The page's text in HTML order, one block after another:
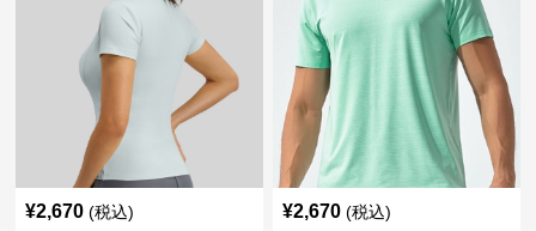
¥2,670 (税込) ¥2,670 (税込)